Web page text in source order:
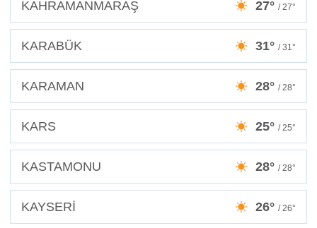
KAHRAMANMARAŞ 27° / 27°
KARABÜK 31° / 31°
KARAMAN 28° / 28°
KARS 25° / 25°
KASTAMONU 28° / 28°
KAYSERİ 26° / 26°